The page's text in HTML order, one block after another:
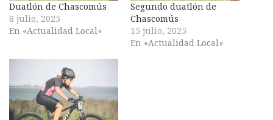
Duatlón de Chascomús
8 julio, 2025
En «Actualidad Local»
Segundo duatlón de
Chascomús
15 julio, 2025
En «Actualidad Local»